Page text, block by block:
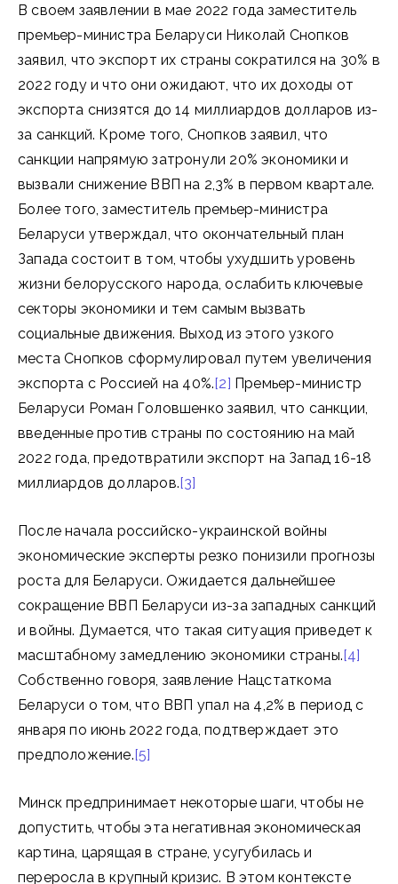
В своем заявлении в мае 2022 года заместитель
премьер-министра Беларуси Николай Снопков
заявил, что экспорт их страны сократился на 30% в
2022 году и что они ожидают, что их доходы от
экспорта снизятся до 14 миллиардов долларов из-
за санкций. Кроме того, Снопков заявил, что
санкции напрямую затронули 20% экономики и
вызвали снижение ВВП на 2,3% в первом квартале.
Более того, заместитель премьер-министра
Беларуси утверждал, что окончательный план
Запада состоит в том, чтобы ухудшить уровень
жизни белорусского народа, ослабить ключевые
секторы экономики и тем самым вызвать
социальные движения. Выход из этого узкого
места Снопков сформулировал путем увеличения
экспорта с Россией на 40%.[2] Премьер-министр
Беларуси Роман Головшенко заявил, что санкции,
введенные против страны по состоянию на май
2022 года, предотвратили экспорт на Запад 16-18
миллиардов долларов.[3]
После начала российско-украинской войны
экономические эксперты резко понизили прогнозы
роста для Беларуси. Ожидается дальнейшее
сокращение ВВП Беларуси из-за западных санкций
и войны. Думается, что такая ситуация приведет к
масштабному замедлению экономики страны.[4]
Собственно говоря, заявление Нацстаткома
Беларуси о том, что ВВП упал на 4,2% в период с
января по июнь 2022 года, подтверждает это
предположение.[5]
Минск предпринимает некоторые шаги, чтобы не
допустить, чтобы эта негативная экономическая
картина, царящая в стране, усугубилась и
переросла в крупный кризис. В этом контексте